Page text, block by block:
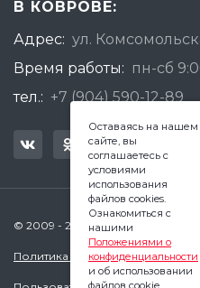
В КОВРОВЕ:
Адрес: ул.
Время работы: пн-сб
тел.: +7 (904) 590-12-89
© 2009 - 2026 Квадратный Метр
Политика конфиденциальности
Оставаясь на нашем
сайте, вы
соглашаетесь с
условиями
использования
файлов cookies.
Ознакомиться с
нашими
Положениями о
конфиденциальности
и об использовании
файлов cookie.